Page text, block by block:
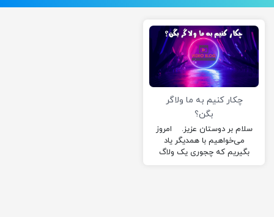
چکار کنیم به ما ولاگر
بگن؟
سلام بر دوستان عزیز. امروز
می‌‌خواهیم با همدیگر یاد
بگیریم که چجوری یک ولاگ